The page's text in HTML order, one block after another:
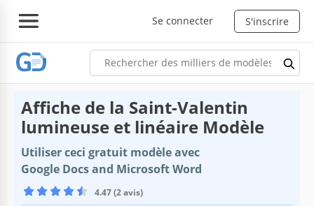
Se connecter S'inscrire
Affiche de la Saint-Valentin
lumineuse et linéaire Modèle
Utiliser ceci gratuit modèle avec
Google Docs and Microsoft Word
4.47 (2 avis)